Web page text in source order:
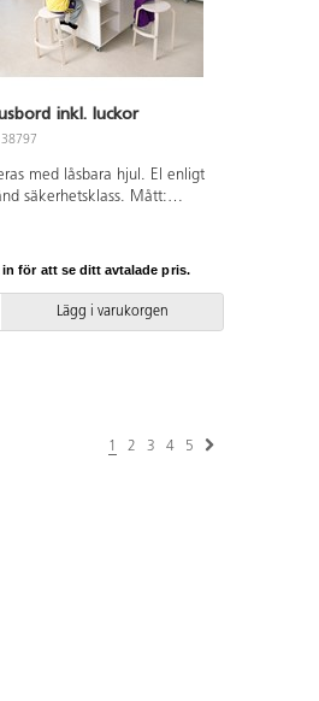
inkl. luckor
med låsbara hjul. El enligt
säkerhetsklass. Mått:
bordsskiva i grå laminat.
in för att se ditt avtalade pris.
Lägg i varukorgen
1 2 3 4 5